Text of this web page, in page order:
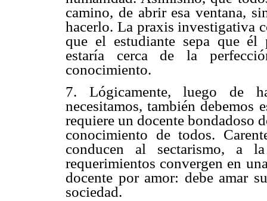
camino, de abrir esa ventana,
hacerlo. La praxis investigativa
que el estudiante sepa que él
estaría cerca de la
conocimiento.
7. Lógicamente, luego de
necesitamos, también debemos
requiere un docente bondadoso
conocimiento de todos.
conducen al sectarismo, a
requerimientos convergen en
docente por amor: debe amar
sociedad.